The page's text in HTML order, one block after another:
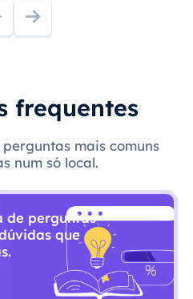
frequentes
perguntas mais comuns
num só local.
de perguntas
que